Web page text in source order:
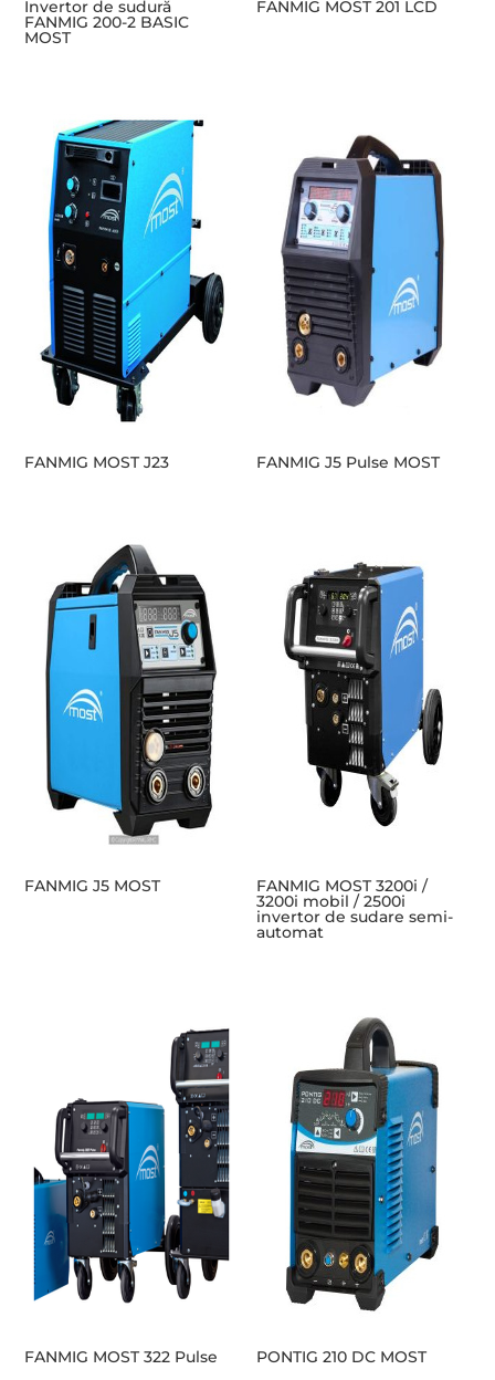
Invertor de sudură
FANMIG 200-2 BASIC
MOST
FANMIG MOST 201 LCD
FANMIG MOST J23 FANMIG J5 Pulse MOST
FANMIG J5 MOST FANMIG MOST 3200i /
3200i mobil / 2500i
invertor de sudare semi-
automat
FANMIG MOST 322 Pulse PONTIG 210 DC MOST